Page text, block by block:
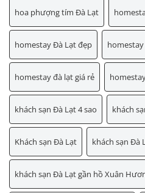
hoa phượng tím Đà Lạt
homestay Đà Lạt đẹp
homestay đà lạt giá rẻ
khách sạn Đà Lạt 4 sao khách
Khách sạn Đà Lạt khách sạn Đà
khách sạn Đà Lạt gần hồ Xuân